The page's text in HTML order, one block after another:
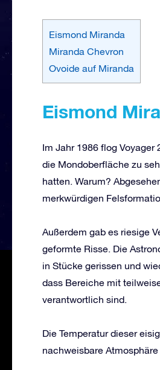
Eismond Miranda
Miranda Chevron
Ovoide auf Miranda
Eismond
Im Jahr 1986 flog
die Mondoberfläche zu
hatten. Warum?
merkwürdigen
Außerdem gab es riesige
geformte Risse. Die
in Stücke gerissen und
dass Bereiche mit
verantwortlich sind.
Die Temperatur dieser
nachweisbare